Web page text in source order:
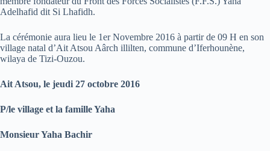
Adelhafid dit Si Lhafidh.
La cérémonie aura lieu le 1er Novembre 2016 à partir de 09 H en son
village natal d’Ait Atsou Aârch illilten, commune d’Iferhounène,
wilaya de Tizi-Ouzou.
Ait Atsou, le jeudi 27 octobre 2016
P/le village et la famille Yaha
Monsieur Yaha Bachir